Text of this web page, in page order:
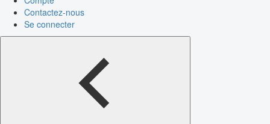
Contactez-nous
Se connecter